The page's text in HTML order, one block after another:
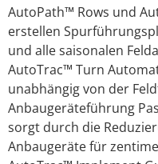
AutoPath™ Rows und
erstellen
und alle saisonalen
AutoTrac™ Turn
unabhängig von der
Anbaugeräteführung
sorgt durch die
Anbaugeräte für